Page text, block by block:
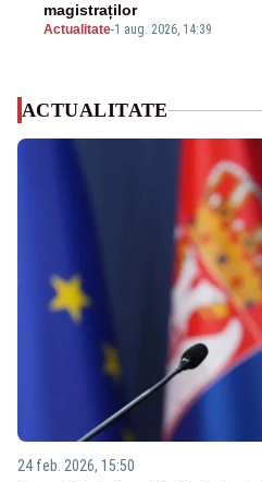
Actualitate-1 aug. 2026, 14:39
magistraților
ACTUALITATE
24 feb. 2026, 15:50